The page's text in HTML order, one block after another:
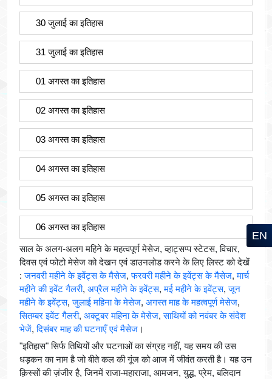
30 जुलाई का इतिहास
31 जुलाई का इतिहास
01 अगस्त का इतिहास
02 अगस्त का इतिहास
03 अगस्त का इतिहास
04 अगस्त का इतिहास
05 अगस्त का इतिहास
06 अगस्त का इतिहास
साल के अलग-अलग महिने के महत्वपूर्ण मेसेज, व्हाट्सप्प स्टेटस, विचार,
दिवस एवं फोटो मेसेज को देखन एवं डाउनलोड करने के लिए लिस्ट को देखें
:जनवरी महीने के इवेंट्स के मैसेज,फरवरी महीने के इवेंट्स के मैसेज,मार्च
महीने की इवेंट गैलरी, अप्रैल महीने के इवेंट्स,मई महीने के इवेंट्स,जून
महीने के इवेंट्स,जुलाई महिना के मेसेज, अगस्त माह के महत्वपूर्ण मेसेज,
सितम्बर इवेंट गैलरी, अक्टूबर महिना के मेसेज,साथियों को नवंबर के संदेश
भेजें,दिसंबर माह की घटनाएँ एवं मैसेज ।
"इतिहास" सिर्फ तिथियों और घटनाओं का संग्रह नहीं, यह समय की उस
धड़कन का नाम है जो बीते कल की गूंज को आज में जीवंत करती है। यह उन
क़िस्सों की ज़ंजीर है, जिनमें राजा-महाराजा, आमजन, युद्ध, प्रेम, बलिदान
EN